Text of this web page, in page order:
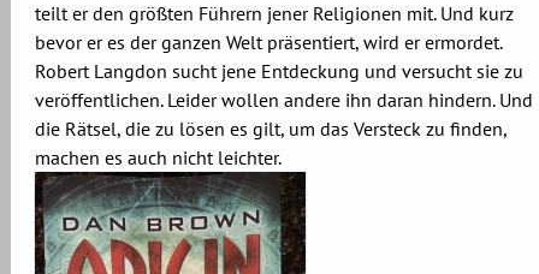
teilt er den größten Führern jener Religionen mit. Und kurz
bevor er es der ganzen Welt präsentiert, wird er ermordet.
Robert Langdon sucht jene Entdeckung und versucht sie zu
veröffentlichen. Leider wollen andere ihn daran hindern. Und
die Rätsel, die zu lösen es gilt, um das Versteck zu finden,
machen es auch nicht leichter.